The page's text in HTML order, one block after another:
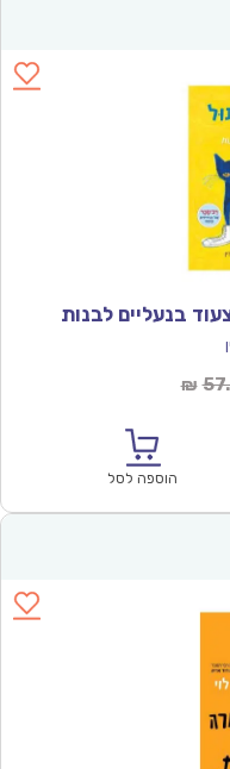
בנעליים לבנות
₪
הוספה לסל